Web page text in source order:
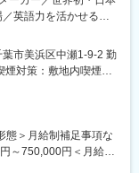
率化しクライアント
部門を設けているた
わることも可能で
英語力を活かせる／
ャープ株式会社”に
任せいたします！
務領域）を統合・横展
市美浜区中瀬1‐9‐2 勤
煙対策：敷地内喫煙可
（リモートワーク含
態＞月給制補足事項な
～750,000円＜月給＞